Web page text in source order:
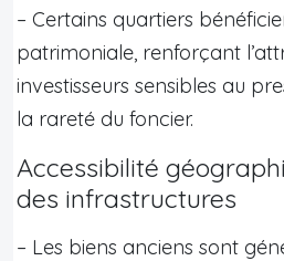
– Certains quartiers
patrimoniale, renforçant
investisseurs sensibles au
la rareté du foncier.
Accessibilité
des infrastructures
– Les biens anciens sont